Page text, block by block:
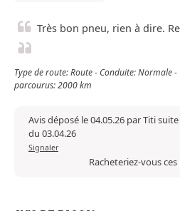
Très bon pneu, rien à dire.
Type de route: Route - Conduite: Normale
parcourus: 2000 km
Avis déposé le 04.05.26 par Titi
du 03.04.26
Signaler
Racheteriez-vous ces